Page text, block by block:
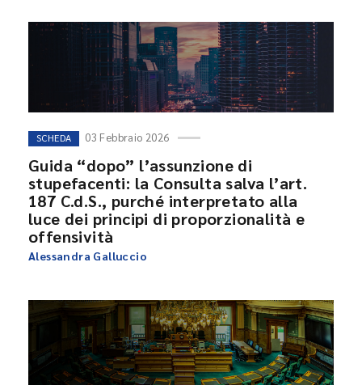
SCHEDA 03 Febbraio 2026
Guida “dopo” l’assunzione di
stupefacenti: la Consulta salva l’art.
187 C.d.S., purché interpretato alla
luce dei principi di proporzionalità e
offensività
Alessandra Galluccio